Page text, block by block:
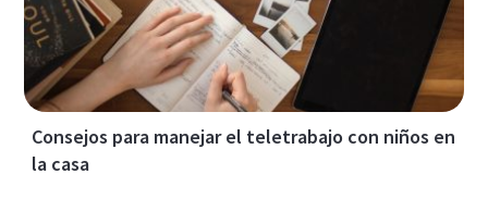
Consejos para manejar el teletrabajo con niños en
la casa